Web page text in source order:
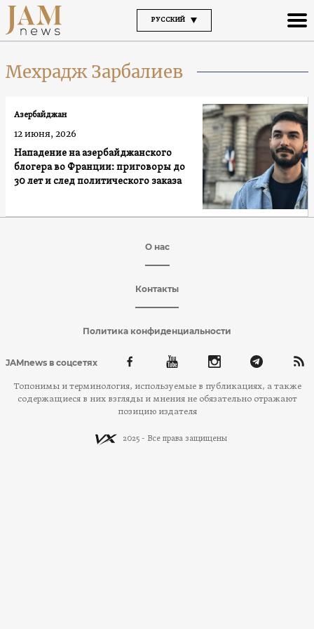
РУССКИЙ
Мехрадж Зарбалиев
Нападение на азербайджанского
блогера во Франции: приговоры до
30 лет и след политического заказа
Азербайджан
12 июня, 2026
О нас
Контакты
Политика конфиденциальности
JAMnews в соцсетях
Топонимы и терминология, используемые в публикациях, а также
содержащиеся в них взгляды и мнения не обязательно отражают
позицию издателя
2025 - Все права защищены